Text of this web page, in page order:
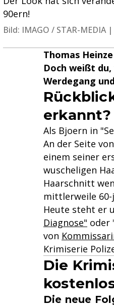
90ern!
Bild: IMAGO / STAR-MEDIA
Thomas
Doch weißt
Werdegang
erkannt?
Als Bjoern in
An der Seite
einem seiner
wuscheligen
Haarschnitt
mittlerweile 60-
Heute steht er
Diagnose" oder
von
Krimiserie
Die
Die neue